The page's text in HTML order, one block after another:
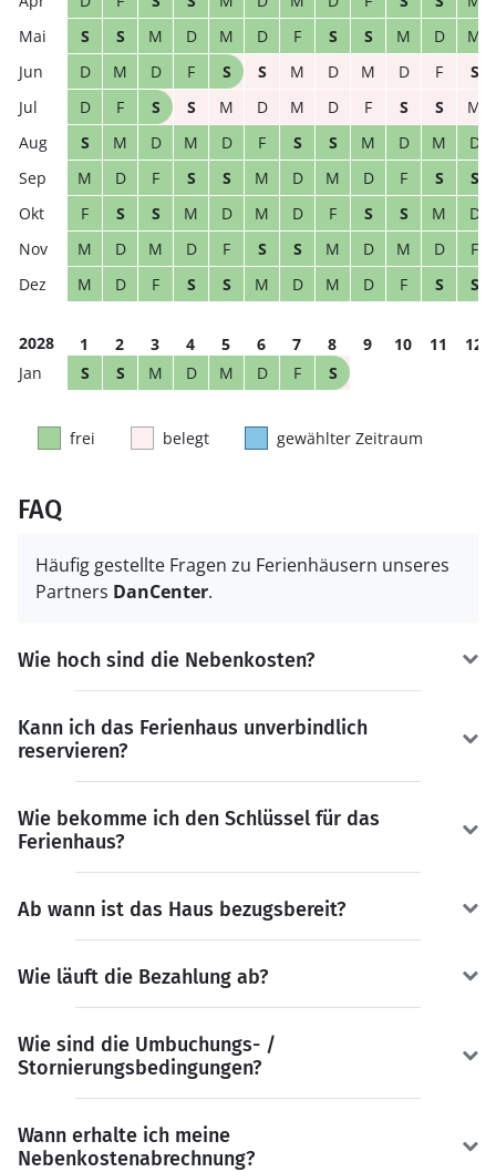
S
S M D M D F S S M D
M
D
M D F S S M D M D F
S
D
F S S M D M D F S S
M
S
M D M D F S S M D M
D
M
D F S S M D M D F S
S
F
S S M D M D F S S M
D
M
D M D F S S M D M D
F
M
D F S S M D M D F S S
2028 1 2 3 4 5 6 7 8 9 10 11
12
S
S M D M D F S
frei belegt gewählter Zeitraum
FAQ
Häufig gestellte Fragen zu Ferienhäusern unseres
Partners DanCenter.
Wie hoch sind die Nebenkosten?
Kann ich das Ferienhaus unverbindlich
reservieren?
Wie bekomme ich den Schlüssel für das
Ferienhaus?
Ab wann ist das Haus bezugsbereit?
Wie läuft die Bezahlung ab?
Wie sind die Umbuchungs- /
Stornierungsbedingungen?
Wann erhalte ich meine
Nebenkostenabrechnung?